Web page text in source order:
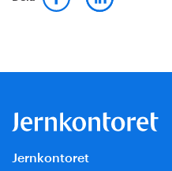
Jernkontoret